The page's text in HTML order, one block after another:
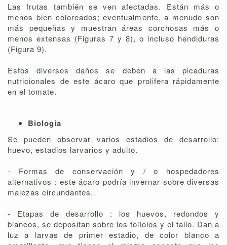
Las frutas también se ven afectadas. Están más o
menos bien coloreados; eventualmente, a menudo son
más pequeñas y muestran áreas corchosas más o
menos extensas (Figuras 7 y 8), o incluso hendiduras
(Figura 9).
Estos diversos daños se deben a las picaduras
nutricionales de este ácaro que prolifera rápidamente
en el tomate.
Biología
Se pueden observar varios estadios de desarrollo:
huevo, estadios larvarios y adulto.
- Formas de conservación y / o hospedadores
alternativos : este ácaro podría invernar sobre diversas
malezas circundantes.
- Etapas de desarrollo : los huevos, redondos y
blancos, se depositan sobre los folíolos y el tallo. Dan a
luz a larvas de primer estadio, de color blanco a